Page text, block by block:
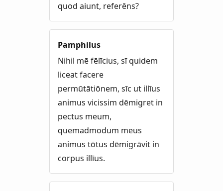
quod aiunt, referēns?
Pamphilus
Nihil mē fēlīcius, sī quidem
liceat facere
permūtātiōnem, sīc ut illīus
animus vicissim dēmigret in
pectus meum,
quemadmodum meus
animus tōtus dēmigrāvit in
corpus illīus.